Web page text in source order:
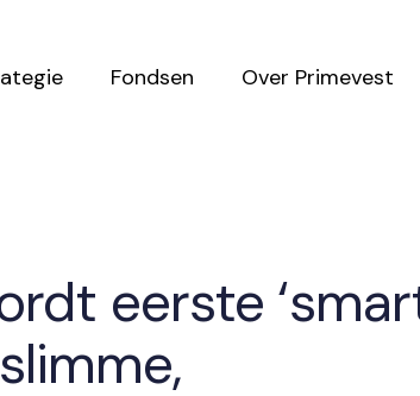
Fondsen Over Primevest
eerste